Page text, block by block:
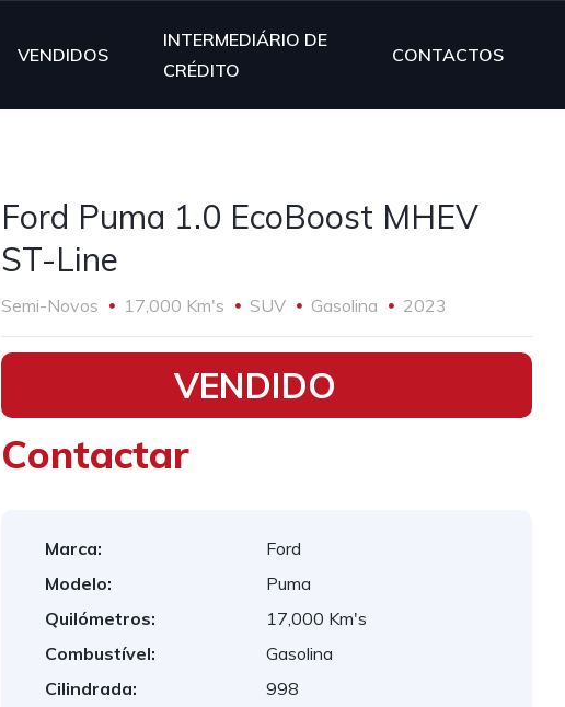
VENDIDOS
INTERMEDIÁRIO DE
CRÉDITO
CONTACTOS
Ford Puma 1.0 EcoBoost MHEV
ST-Line
Semi-Novos 17,000 Km's SUV Gasolina 2023
•
VENDIDO
Contactar
Marca:
Ford
Modelo:
Puma
Quilómetros:
17,000 Km's
Combustível:
Gasolina
Cilindrada:
998